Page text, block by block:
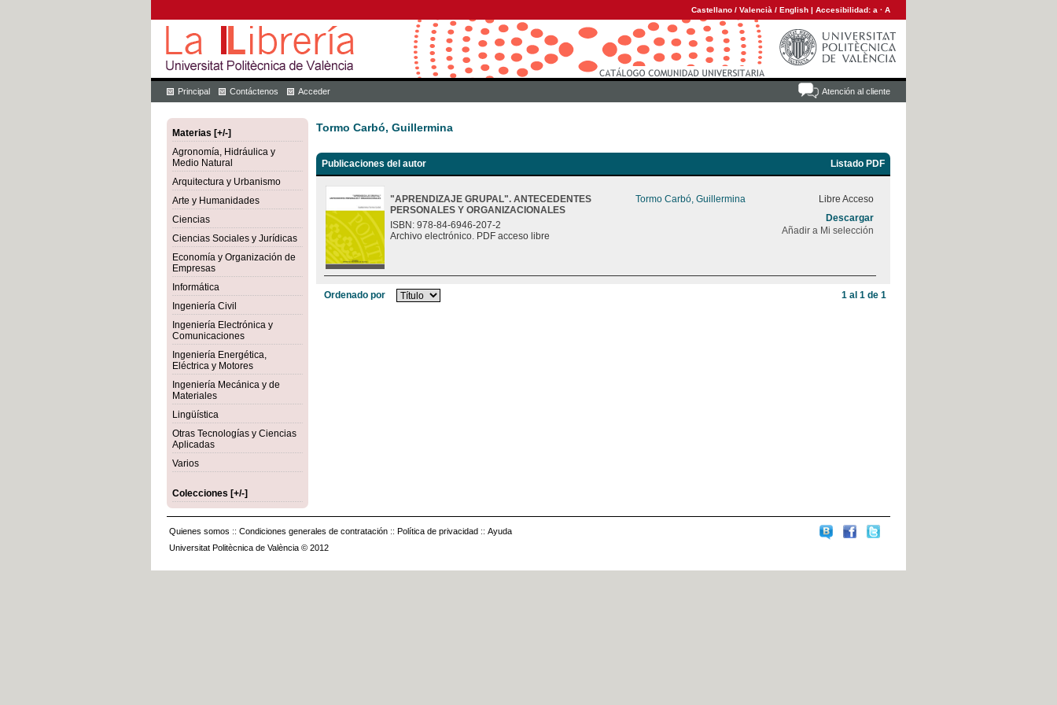
Castellano / Valencià / English | Accesibilidad: a · A
Atención al cliente
Principal Contáctenos Acceder
Materias [+/-]
Agronomía, Hidráulica y
Medio Natural
Arquitectura y Urbanismo
Arte y Humanidades
Ciencias
Ciencias Sociales y Jurídicas
Economía y Organización de
Empresas
Informática
Ingeniería Civil
Ingeniería Electrónica y
Comunicaciones
Ingeniería Energética,
Eléctrica y Motores
Ingeniería Mecánica y de
Materiales
Lingüística
Otras Tecnologías y Ciencias
Aplicadas
Varios
Colecciones [+/-]
Tormo Carbó, Guillermina
Publicaciones del autor Listado PDF
"APRENDIZAJE GRUPAL". ANTECEDENTES
PERSONALES Y ORGANIZACIONALES
ISBN: 978-84-6946-207-2
Archivo electrónico. PDF acceso libre
Tormo Carbó, Guillermina
Libre Acceso
Descargar
Añadir a Mi selección
Ordenado por 1 al 1 de 1
Quienes somos :: Condiciones generales de contratación :: Política de privacidad :: Ayuda
Universitat Politècnica de València © 2012